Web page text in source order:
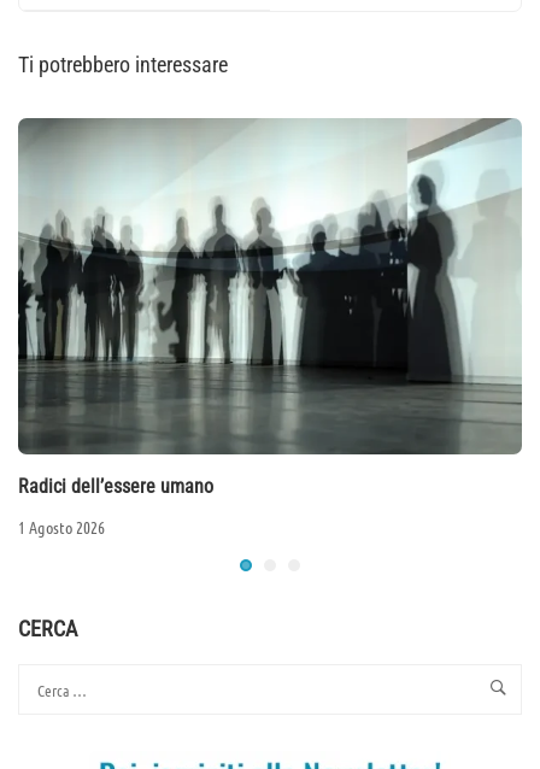
Ti potrebbero interessare
Radici dell’essere umano
1 Agosto 2026
CERCA